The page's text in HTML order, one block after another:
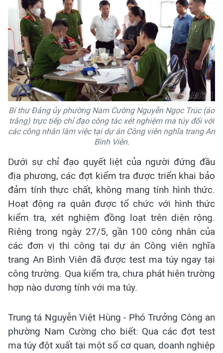
Bí thư Đảng ủy phường Nam Cường Nguyễn Ngọc Trúc (áo
trắng) trực tiếp chỉ đạo công tác xét nghiệm ma túy đối với
các công nhân làm việc tại dự án Công viên nghĩa trang An
Bình Viên.
Dưới sự chỉ đạo quyết liệt của người đứng đầu
địa phương, các đợt kiểm tra được triển khai bảo
đảm tính thực chất, không mang tính hình thức.
Hoạt động ra quân được tổ chức với hình thức
kiểm tra, xét nghiệm đồng loạt trên diện rộng.
Riêng trong ngày 27/5, gần 100 công nhân của
các đơn vị thi công tại dự án Công viên nghĩa
trang An Bình Viên đã được test ma túy ngay tại
công trường. Qua kiểm tra, chưa phát hiện trường
hợp nào dương tính với ma túy.
Trung tá Nguyễn Việt Hùng - Phó Trưởng Công an
phường Nam Cường cho biết: Qua các đợt test
ma túy đột xuất tại một số cơ quan, doanh nghiệp